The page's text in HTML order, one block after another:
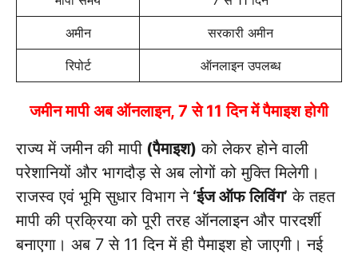
अमीन सरकारी अमीन
रिपोर्ट ऑनलाइन उपलब्ध
जमीन मापी अब ऑनलाइन, 7 से 11 दिन में पैमाइश होगी
राज्य में जमीन की मापी (पैमाइश) को लेकर होने वाली
परेशानियों और भागदौड़ से अब लोगों को मुक्ति मिलेगी।
राजस्व एवं भूमि सुधार विभाग ने‘ईज ऑफ लिविंग’ के तहत
मापी की प्रक्रिया को पूरी तरह ऑनलाइन और पारदर्शी
बनाएगा। अब 7 से 11 दिन में ही पैमाइश हो जाएगी। नई